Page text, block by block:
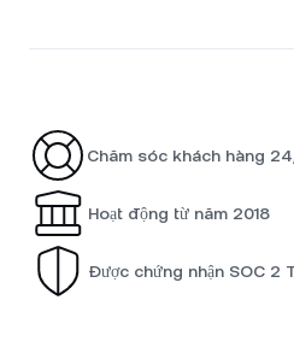
Chăm sóc khách hàng
Hoạt động từ năm 2018
Được chứng nhận SOC 2